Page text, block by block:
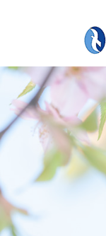
ツ
ッ
プ
シ
移
動